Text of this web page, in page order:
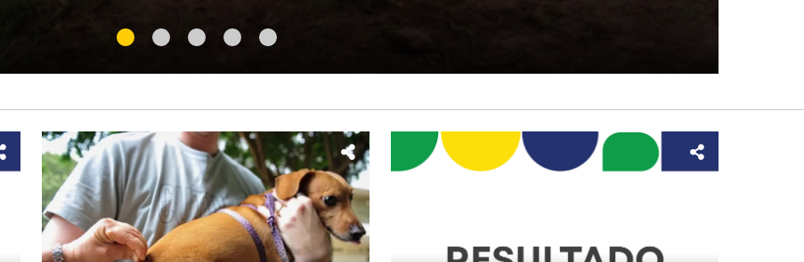
para a atualização do Segundo Inventário Nacional de POPs não